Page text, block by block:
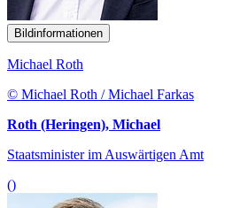
Bildinformationen
Michael Roth
© Michael Roth / Michael Farkas
Roth (Heringen), Michael
Staatsminister im Auswärtigen Amt
()